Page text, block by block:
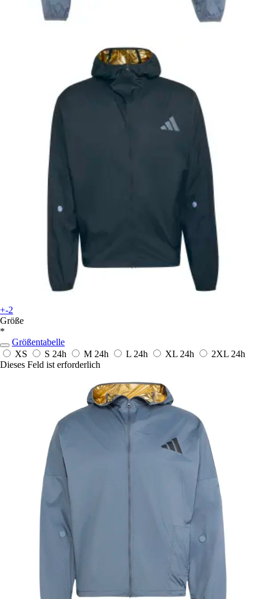
+-2
Größe
*
Größentabelle
XS
S 24h M 24h L 24h XL 24h 2XL 24h
Dieses Feld ist erforderlich